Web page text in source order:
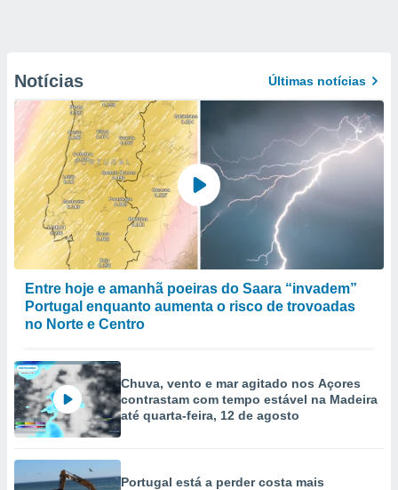
Notícias Últimas notícias
Entre hoje e amanhã poeiras do Saara “invadem”
Portugal enquanto aumenta o risco de trovoadas
no Norte e Centro
Chuva, vento e mar agitado nos Açores
contrastam com tempo estável na Madeira
até quarta-feira, 12 de agosto
Portugal está a perder costa mais